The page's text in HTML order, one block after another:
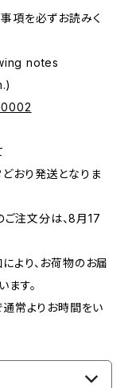
項を必ずお読みく
notes
おり発送となりま
ご注文分は、8月17
より、お荷物のお届
す。
常よりお時間をい